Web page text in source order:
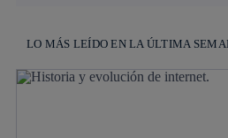
LO MÁS LEÍDO EN LA ÚLTIMA